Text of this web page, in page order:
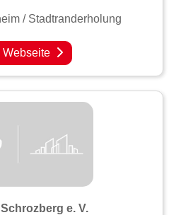
/ Stadtranderholung
Webseite
e. V.